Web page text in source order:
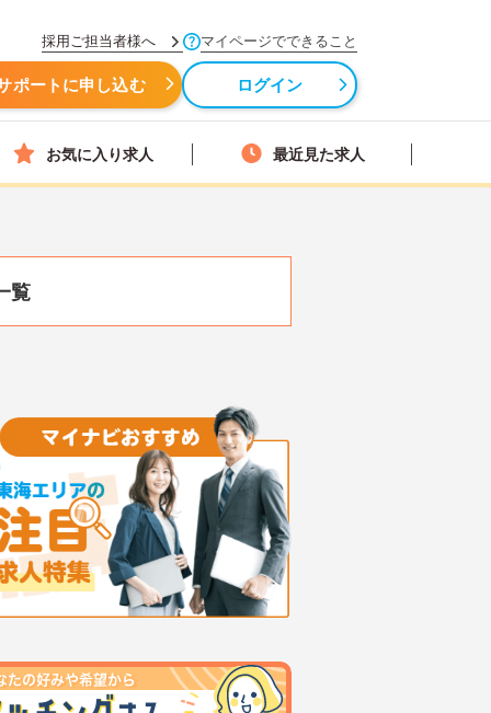
採用ご担当者様へ マイページでできること
ポートに申し込む ログイン
お気に入り求人 最近見た求人
覧